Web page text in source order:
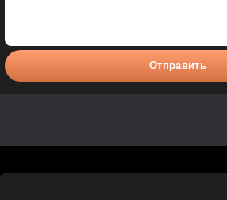
Отправить